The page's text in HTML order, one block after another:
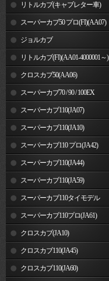
リトルカブ(キャブレター車)
スーパーカブ50 プロ(FI)(AA07)
ジョルカブ
リトルカブ(FI)(AA01-4000001～)
クロスカブ50(AA06)
スーパーカブ70 / 90 / 100EX
スーパーカブ110(JA07)
スーパーカブ110(JA10)
スーパーカブ110 プロ(JA42)
スーパーカブ110(JA44)
スーパーカブ110(JA59)
スーパーカブ110タイモデル
(MLHJA56)
スーパーカブ110プロ(JA61)
クロスカブ(JA10)
クロスカブ110(JA45)
クロスカブ110(JA60)